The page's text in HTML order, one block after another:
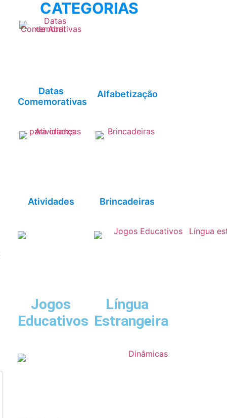
CATEGORIAS
Datas
Comemorativas
Alfabetização
Atividades Brincadeiras
Jogos
Educativos
Língua
Estrangeira